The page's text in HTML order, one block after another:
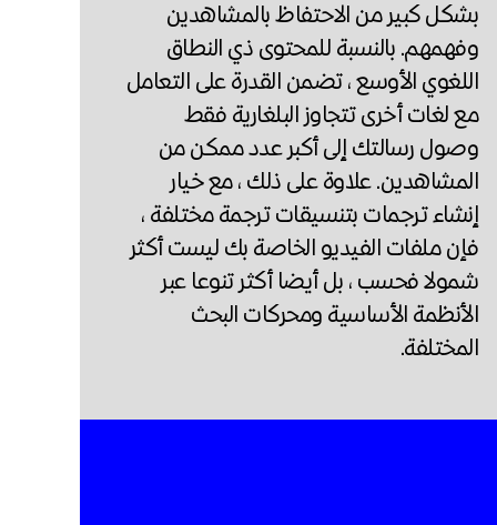
بشكل كبير من الاحتفاظ بالمشاهدين
وفهمهم. بالنسبة للمحتوى ذي النطاق
اللغوي الأوسع ، تضمن القدرة على التعامل
مع لغات أخرى تتجاوز البلغارية فقط
وصول رسالتك إلى أكبر عدد ممكن من
المشاهدين. علاوة على ذلك ، مع خيار
إنشاء ترجمات بتنسيقات ترجمة مختلفة ،
فإن ملفات الفيديو الخاصة بك ليست أكثر
شمولا فحسب ، بل أيضا أكثر تنوعا عبر
الأنظمة الأساسية ومحركات البحث
المختلفة.